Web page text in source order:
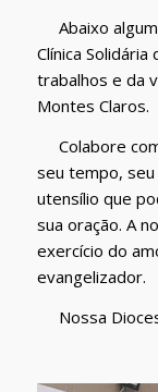
Abaixo
Clínica
trabalhos e da
Montes Claros.
Colabore
seu tempo,
utensílio que
sua oração. A
exercício do
evangelizador.
Nossa